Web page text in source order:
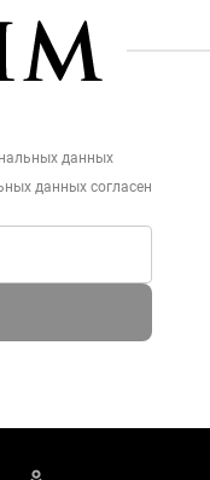
данных
данных согласен